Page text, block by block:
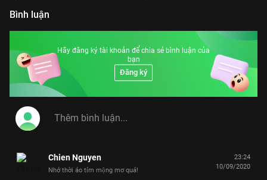
Bình luận
Hãy đăng ký tài khoản để chia sẻ bình luận của
bạn
Đăng ký
Chien Nguyen
Nhớ thời áo tím mộng mơ quá!
23:24
10/09/2020